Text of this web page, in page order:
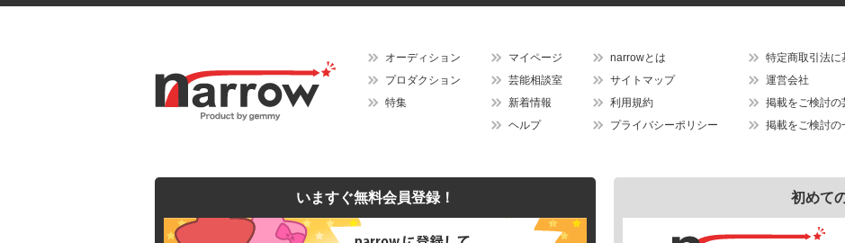
オーディション
プロダクション
特集
マイページ
芸能相談室
新着情報
ヘルプ
narrowとは
サイトマップ
利用規約
プライバシーポリシー
特定商取引法に
運営会社
掲載をご検討の
掲載をご検討の
いますぐ無料会員登録！ 初めて